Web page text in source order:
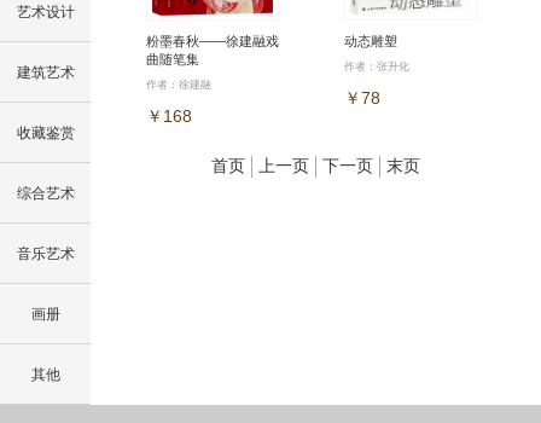
艺术设计
建筑艺术
收藏鉴赏
综合艺术
音乐艺术
画册
其他
粉墨春秋——徐建融戏
曲随笔集
作者：徐建融
￥168
动态雕塑
作者：张升化
￥78
首页 上一页 下一页 末页